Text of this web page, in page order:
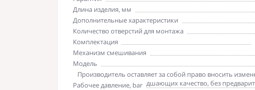
Длина изделия, мм
Дополнительные характеристики
Количество отверстий для монтажа
Комплектация
Механизм смешивания
Модель
Обратите внимание
Производитель оставляет за собой право вносить
комплектацию, не ухудшающих качество, без
Рабочее давление, bar